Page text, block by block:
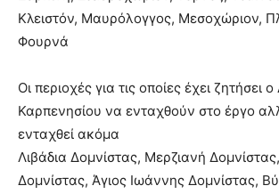
Κλειστόν, Μαυρόλογγος, Μεσοχώριον,
Φουρνά
Οι περιοχές για τις οποίες έχει ζητήσει
Καρπενησίου να ενταχθούν στο έργο
ενταχθεί ακόμα
Λιβάδια Δομνίστας, Μερζιανή
Δομνίστας, Άγιος Ιωάννης Δομνίστας,